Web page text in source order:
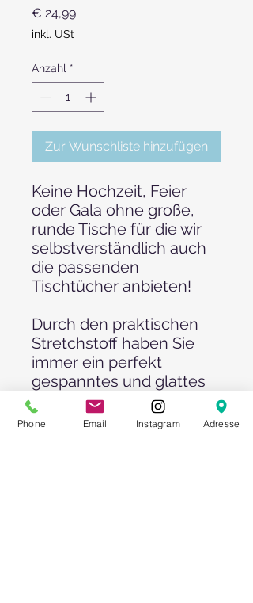
€ 24,99Preis
inkl. USt
Anzahl *
Zur Wunschliste hinzufügen
Keine Hochzeit, Feier
oder Gala ohne große,
runde Tische für die wir
selbstverständlich auch
die passenden
Tischtücher anbieten!
Durch den praktischen
Stretchstoff haben Sie
immer ein perfekt
gespanntes und glattes
Tischtuch
in hochwertigem Look.
Phone Email Instagram Adresse